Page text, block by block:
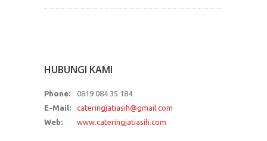
HUBUNGI KAMI
Phone:
0819 084 35 184
E-Mail:
cateringjatiasih@gmail.com
Web:
www.cateringjatiasih.com